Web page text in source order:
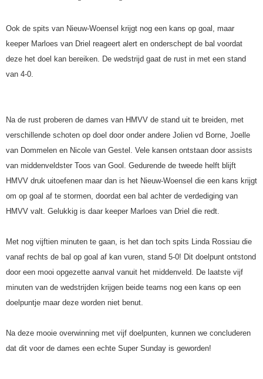
Ook de spits van Nieuw-Woensel krijgt nog een kans op goal, maar
keeper Marloes van Driel reageert alert en onderschept de bal voordat
deze het doel kan bereiken. De wedstrijd gaat de rust in met een stand
van 4-0.
Na de rust proberen de dames van HMVV de stand uit te breiden, met
verschillende schoten op doel door onder andere Jolien vd Borne, Joelle
van Dommelen en Nicole van Gestel. Vele kansen ontstaan door assists
van middenveldster Toos van Gool. Gedurende de tweede helft blijft
HMVV druk uitoefenen maar dan is het Nieuw-Woensel die een kans krijgt
om op goal af te stormen, doordat een bal achter de verdediging van
HMVV valt. Gelukkig is daar keeper Marloes van Driel die redt.
Met nog vijftien minuten te gaan, is het dan toch spits Linda Rossiau die
vanaf rechts de bal op goal af kan vuren, stand 5-0! Dit doelpunt ontstond
door een mooi opgezette aanval vanuit het middenveld. De laatste vijf
minuten van de wedstrijden krijgen beide teams nog een kans op een
doelpuntje maar deze worden niet benut.
Na deze mooie overwinning met vijf doelpunten, kunnen we concluderen
dat dit voor de dames een echte Super Sunday is geworden!